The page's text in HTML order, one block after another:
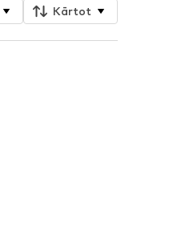
Kārtot